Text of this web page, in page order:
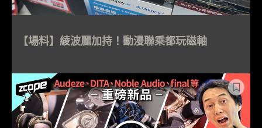
【場料】綾波麗加持！動漫聯乘都玩磁軸